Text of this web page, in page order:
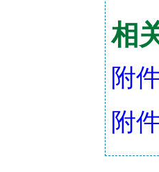
相
附
附